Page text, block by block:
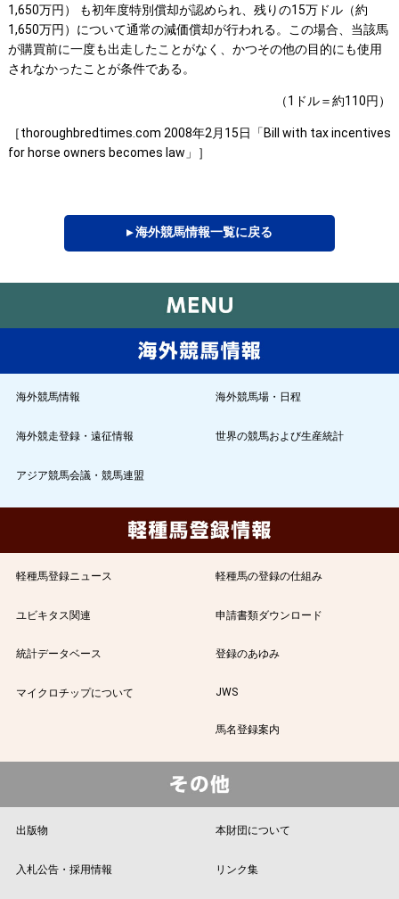
1,650万円） も初年度特別償却が認められ、残りの15万ドル（約
1,650万円）について通常の減価償却が行われる。この場合、当該馬
が購買前に一度も出走したことがなく、かつその他の目的にも使用
されなかったことが条件である。
（1ドル＝約110円）
［thoroughbredtimes.com 2008年2月15日「Bill with tax incentives
for horse owners becomes law」］
▸ 海外競馬情報一覧に戻る
海外競馬情報 海外競馬場・日程
海外競走登録・遠征情報 世界の競馬および生産統計
アジア競馬会議・競馬連盟
軽種馬登録ニュース 軽種馬の登録の仕組み
ユビキタス関連 申請書類ダウンロード
統計データベース 登録のあゆみ
マイクロチップについて JWS
馬名登録案内
出版物 本財団について
入札公告・採用情報 リンク集